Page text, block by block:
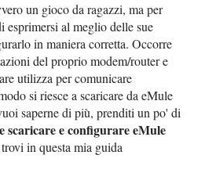
un gioco da ragazzi, ma per
esprimersi al meglio delle sue
in maniera corretta. Occorre
del proprio modem/router e
utilizza per comunicare
si riesce a scaricare da eMule
saperne di più, prenditi un po' di
scaricare e configurare eMule
in questa mia guida